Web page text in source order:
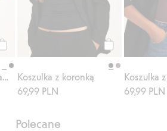
Kup
Koszulka z koronką
69,99 PLN
Koszulka
69,99 PLN
Polecane